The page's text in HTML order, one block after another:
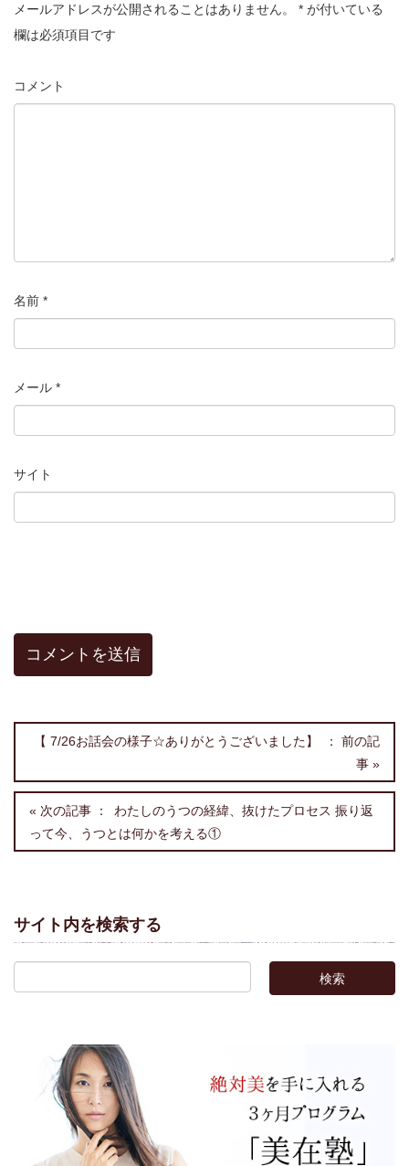
メールアドレスが公開されることはありません。 * が付いている
欄は必須項目です
コメント
名前 *
メール *
サイト
【 7/26お話会の様子☆ありがとうございました】
わたしのうつの経緯、抜けたプロセス 振り返
って今、うつとは何かを考える①
サイト内を検索する